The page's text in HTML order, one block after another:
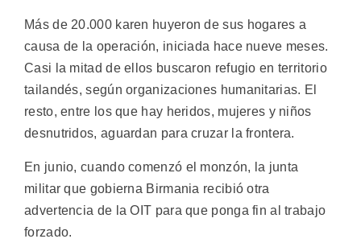
Más de 20.000 karen huyeron de sus hogares a
causa de la operación, iniciada hace nueve meses.
Casi la mitad de ellos buscaron refugio en territorio
tailandés, según organizaciones humanitarias. El
resto, entre los que hay heridos, mujeres y niños
desnutridos, aguardan para cruzar la frontera.
En junio, cuando comenzó el monzón, la junta
militar que gobierna Birmania recibió otra
advertencia de la OIT para que ponga fin al trabajo
forzado.